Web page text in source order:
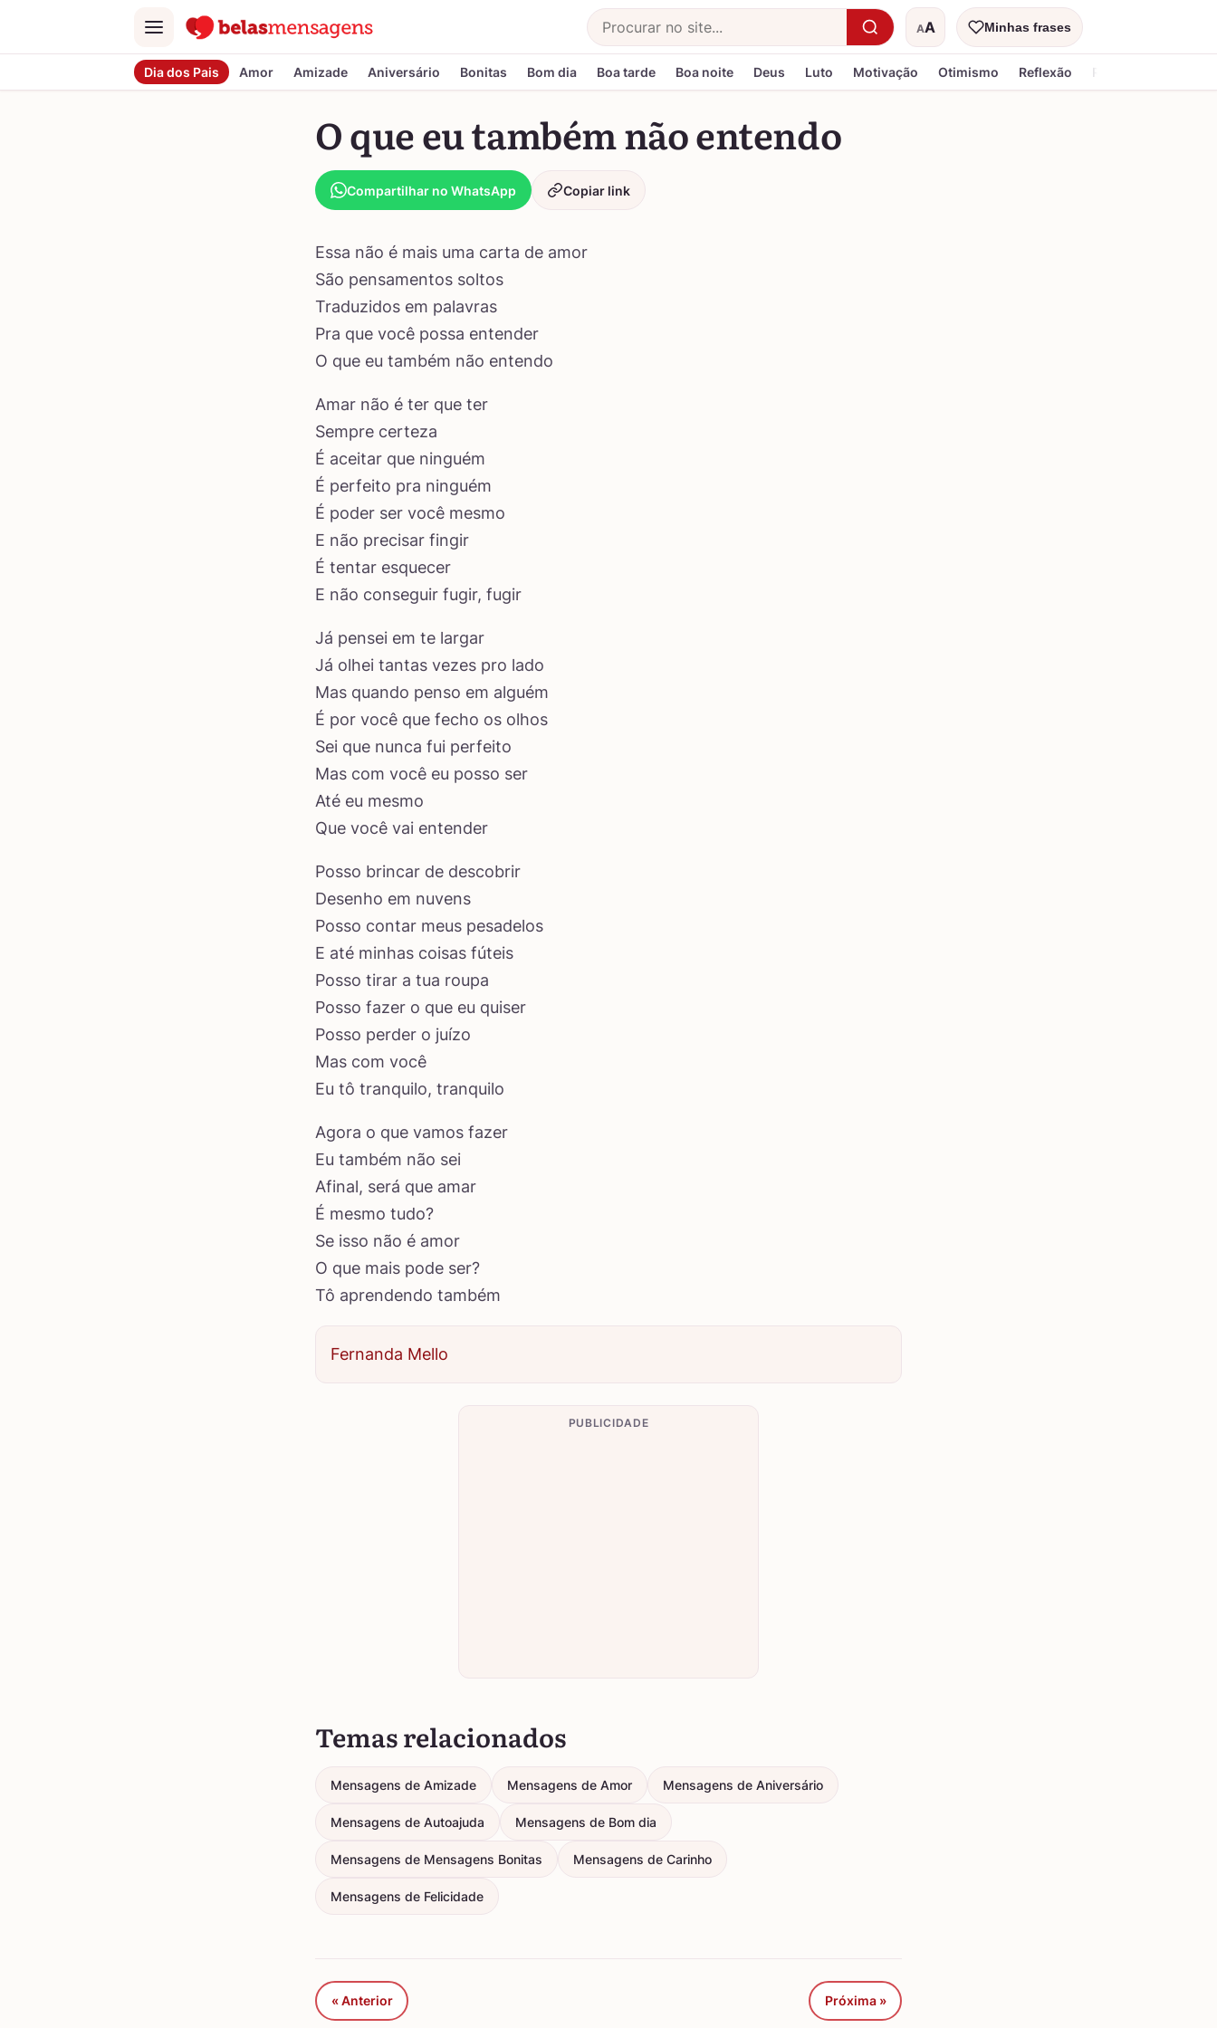
Menu
Buscar AA
Tamanho do textoMinhas frases
Dia dos Pais Amor Amizade Aniversário Bonitas Bom dia Boa tarde Boa noite Deus Luto Motivação Otimismo Reflexão Religiosa
O que eu também não entendo
Compartilhar no WhatsApp Copiar link
Essa não é mais uma carta de amor
São pensamentos soltos
Traduzidos em palavras
Pra que você possa entender
O que eu também não entendo
Amar não é ter que ter
Sempre certeza
É aceitar que ninguém
É perfeito pra ninguém
É poder ser você mesmo
E não precisar fingir
É tentar esquecer
E não conseguir fugir, fugir
Já pensei em te largar
Já olhei tantas vezes pro lado
Mas quando penso em alguém
É por você que fecho os olhos
Sei que nunca fui perfeito
Mas com você eu posso ser
Até eu mesmo
Que você vai entender
Posso brincar de descobrir
Desenho em nuvens
Posso contar meus pesadelos
E até minhas coisas fúteis
Posso tirar a tua roupa
Posso fazer o que eu quiser
Posso perder o juízo
Mas com você
Eu tô tranquilo, tranquilo
Agora o que vamos fazer
Eu também não sei
Afinal, será que amar
É mesmo tudo?
Se isso não é amor
O que mais pode ser?
Tô aprendendo também
Fernanda Mello
PUBLICIDADE
Temas relacionados
Mensagens de Amizade Mensagens de Amor Mensagens de Aniversário
Mensagens de Autoajuda Mensagens de Bom dia
Mensagens de Mensagens Bonitas Mensagens de Carinho
Mensagens de Felicidade
« Anterior Próxima »